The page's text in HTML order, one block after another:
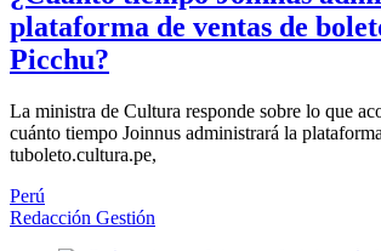
plataforma de ventas de
Picchu?
La ministra de Cultura responde sobre lo que
cuánto tiempo Joinnus administrará la
tuboleto.cultura.pe,
Perú
Redacción Gestión